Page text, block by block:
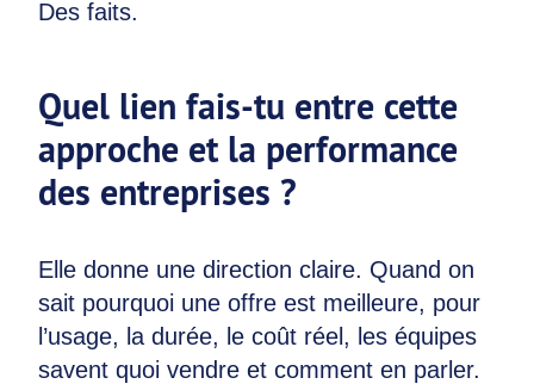
Des faits.
Quel lien fais-tu entre cette
approche et la performance
des entreprises ?
Elle donne une direction claire. Quand on
sait pourquoi une offre est meilleure, pour
l’usage, la durée, le coût réel, les équipes
savent quoi vendre et comment en parler.